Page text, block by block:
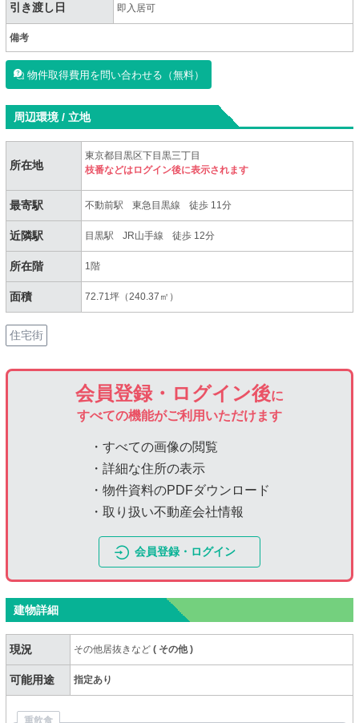
引き渡し日 即入居可
備考
物件取得費用を問い合わせる（無料）
周辺環境 / 立地
所在地
東京都目黒区下目黒三丁目
枝番などはログイン後に表示されます
最寄駅 不動前駅 東急目黒線 徒歩 11分
近隣駅 目黒駅 JR山手線 徒歩 12分
所在階 1階
面積 72.71坪（240.37㎡）
住宅街
会員登録・ログイン後に
すべての機能がご利用いただけます
・すべての画像の閲覧
・詳細な住所の表示
・物件資料のPDFダウンロード
・取り扱い不動産会社情報
会員登録・ログイン
建物詳細
現況 その他居抜きなど( その他)
可能用途 指定あり
重飲食